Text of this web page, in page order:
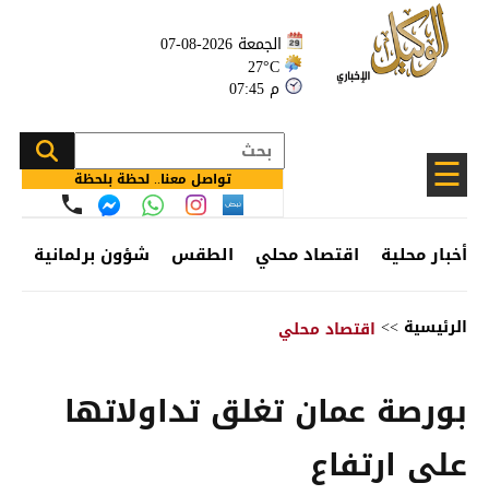
الجمعة 2026-08-07
27°C
07:45 م
☰ تواصل معنا.. لحظة بلحظة
أخبار محلية اقتصاد محلي الطقس شؤون برلمانية
الرئيسية >> اقتصاد محلي
بورصة عمان تغلق تداولاتها
على ارتفاع